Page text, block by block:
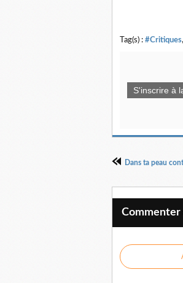
Tag(s) : #Critiques,
S'inscrire à